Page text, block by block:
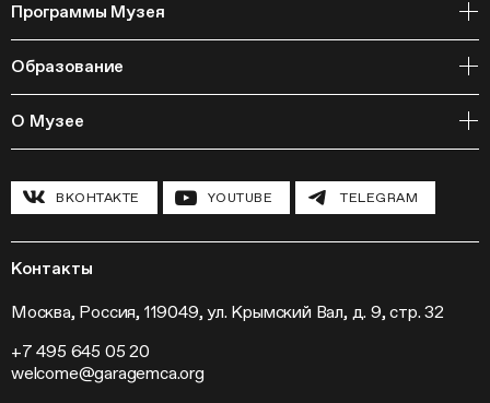
События
Программы Музея
Библиотека
Издательская программа
Мастерские
Полевые исследования
Инклюзивные программы
Конференции
Программа «Новые медиа»
Кинопрограмма
Выставки
Слет институций современного искусства
Образование
Курсы
Циклы лекций
О Музее
Павильон «Шестигранник»
Хроника Музея «Гараж»
Новости
Пресса
Контакты
ВКОНТАКТЕ YOUTUBE TELEGRAM
Контакты
Москва, Россия, 119049, ул. Крымский Вал, д. 9, стр. 32
+7 495 645 05 20
welcome@garagemca.org